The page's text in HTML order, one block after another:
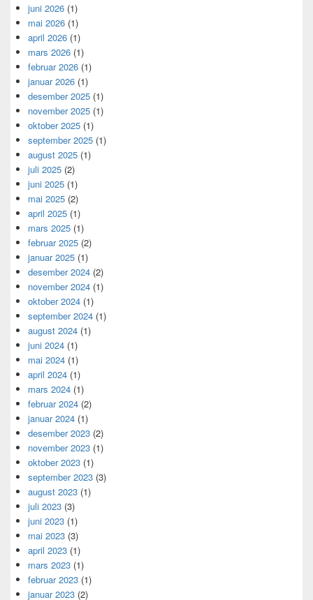
juni 2026 (1)
mai 2026 (1)
april 2026 (1)
mars 2026 (1)
februar 2026 (1)
januar 2026 (1)
desember 2025 (1)
november 2025 (1)
oktober 2025 (1)
september 2025 (1)
august 2025 (1)
juli 2025 (2)
juni 2025 (1)
mai 2025 (2)
april 2025 (1)
mars 2025 (1)
februar 2025 (2)
januar 2025 (1)
desember 2024 (2)
november 2024 (1)
oktober 2024 (1)
september 2024 (1)
august 2024 (1)
juni 2024 (1)
mai 2024 (1)
april 2024 (1)
mars 2024 (1)
februar 2024 (2)
januar 2024 (1)
desember 2023 (2)
november 2023 (1)
oktober 2023 (1)
september 2023 (3)
august 2023 (1)
juli 2023 (3)
juni 2023 (1)
mai 2023 (3)
april 2023 (1)
mars 2023 (1)
februar 2023 (1)
januar 2023 (2)